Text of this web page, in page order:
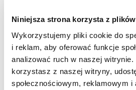
Niniejsza strona korzysta z
Wykorzystujemy pliki cookie do
i reklam, aby oferować funkcje
analizować ruch w naszej
korzystasz z naszej witryny,
społecznościowym, reklamowym i
02 Treści podstawowe
03 Moduł dydaktyczny
04 Moduł prawno-
Stosunki międzynarodowe
Transport - studia I stopnia
Transport - studia II stopnia